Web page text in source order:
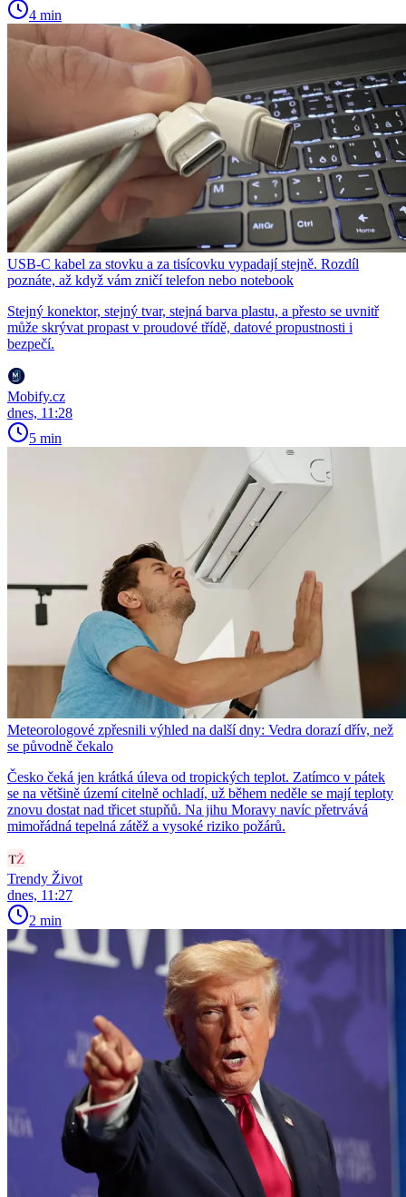
4 min
USB-C kabel za stovku a za tisícovku vypadají stejně. Rozdíl
poznáte, až když vám zničí telefon nebo notebook
Stejný konektor, stejný tvar, stejná barva plastu, a přesto se uvnitř
může skrývat propast v proudové třídě, datové propustnosti i
bezpečí.
Mobify.cz
dnes, 11:28
5 min
Meteorologové zpřesnili výhled na další dny: Vedra dorazí dřív, než
se původně čekalo
Česko čeká jen krátká úleva od tropických teplot. Zatímco v pátek
se na většině území citelně ochladí, už během neděle se mají teploty
znovu dostat nad třicet stupňů. Na jihu Moravy navíc přetrvává
mimořádná tepelná zátěž a vysoké riziko požárů.
Trendy Život
dnes, 11:27
2 min